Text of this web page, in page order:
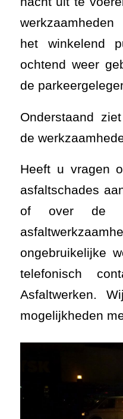
het winkelend
ochtend weer
de
Onderstaand
de
Heeft u vragen
asfaltschades
of over de
ongebruikelijke
telefonisch
Asfaltwerken.
mogelijkheden